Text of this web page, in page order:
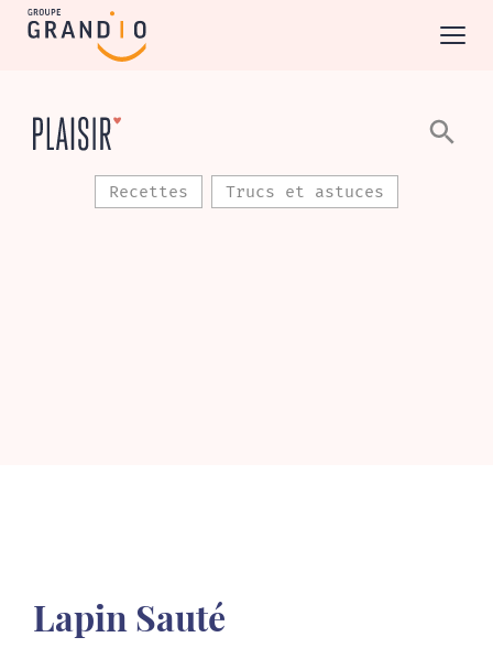
Recettes Trucs et astuces
Lapin Sauté